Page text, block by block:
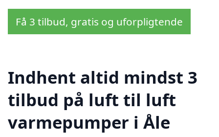
Få 3 tilbud, gratis og uforpligtende
Indhent altid mindst 3
tilbud på luft til luft
varmepumper i Åle